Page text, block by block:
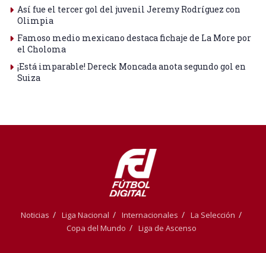
Así fue el tercer gol del juvenil Jeremy Rodríguez con
Olimpia
Famoso medio mexicano destaca fichaje de La More por
el Choloma
¡Está imparable! Dereck Moncada anota segundo gol en
Suiza
Noticias Liga Nacional Internacionales
La Selección
Copa del Mundo
Liga de Ascenso